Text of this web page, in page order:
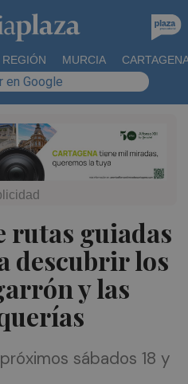
REGIÓN MURCIA
en Google
rutas guiadas
descubrir los
y las
sábados 18 y